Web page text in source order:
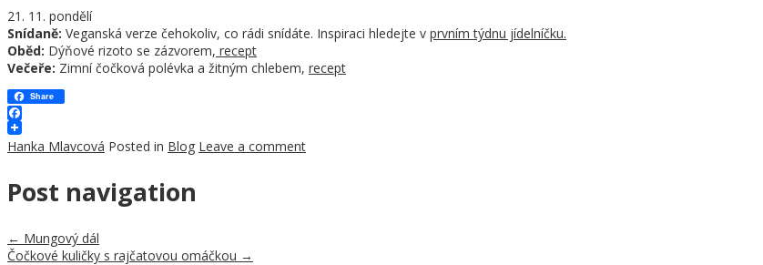
21. 11. pondělí
Snídaně: Veganská verze čehokoliv, co rádi snídáte. Inspiraci hledejte v prvním týdnu jídelníčku.
Oběd: Dýňové rizoto se zázvorem, recept
Večeře: Zimní čočková polévka a žitným chlebem, recept
Share
Facebook
Hanka Mlavcová Posted in Blog Leave a comment
Post navigation
← Mungový dál
Čočkové kuličky s rajčatovou omáčkou →